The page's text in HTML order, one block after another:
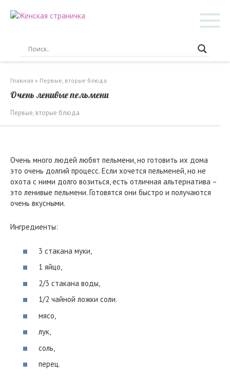
Главная » Первые, вторые блюда
Очень ленивые пельмени
Первые, вторые блюда
Очень много людей любят пельмени, но готовить их дома
это очень долгий процесс. Если хочется пельменей, но не
охота с ними долго возиться, есть отличная альтернатива –
это ленивые пельмени. Готовятся они быстро и получаются
очень вкусными.
Ингредиенты:
3 стакана муки,
1 яйцо,
2/3 стакана воды,
1/2 чайной ложки соли.
мясо,
лук,
соль,
перец.